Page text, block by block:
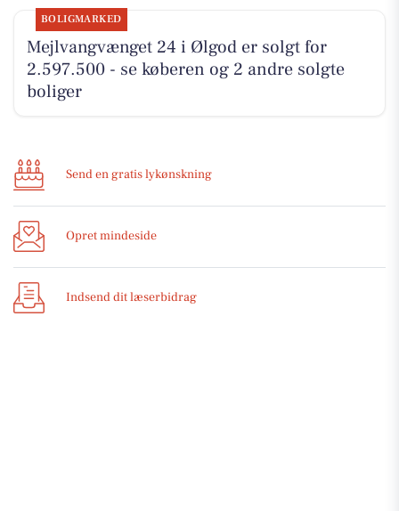
BOLIGMARKED
Mejlvangvænget 24 i Ølgod er solgt for
2.597.500 - se køberen og 2 andre solgte
boliger
Send en gratis lykønskning
Opret mindeside
Indsend dit læserbidrag